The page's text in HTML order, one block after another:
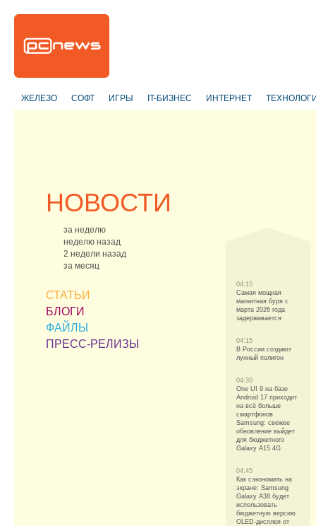
ЖЕЛЕЗО СОФТ ИГРЫ IT-БИЗНЕС ИНТЕРНЕТ
НОВОСТИ
за неделю
неделю назад
2 недели назад
за месяц
СТАТЬИ
БЛОГИ
ФАЙЛЫ
ПРЕСС-РЕЛИЗЫ
04:15
Самая мощная
магнитная буря с
марта 2026 года
задерживается
04:15
В России создают
лунный полигон
04:30
One UI 9 на базе
Android 17 приходит
на всё больше
смартфонов
Samsung: свежее
обновление выйдет
для бюджетного
Galaxy A15 4G
04:45
Как сэкономить на
экране: Samsung
Galaxy A38 будет
использовать
бюджетную версию
OLED-дисплея от